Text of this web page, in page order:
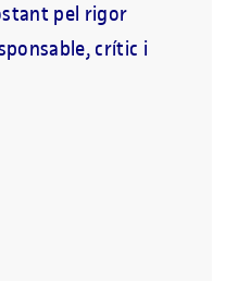
pel rigor
crític i